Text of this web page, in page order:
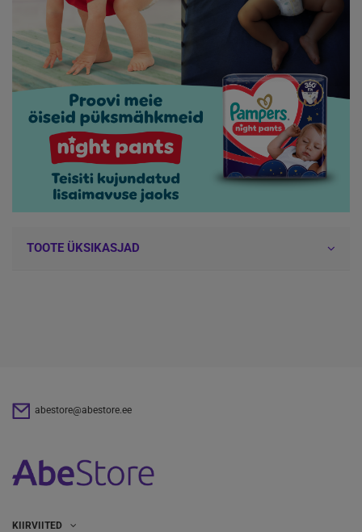
TOOTE ÜKSIKASJAD
abestore@abestore.ee
KIIRVIITED